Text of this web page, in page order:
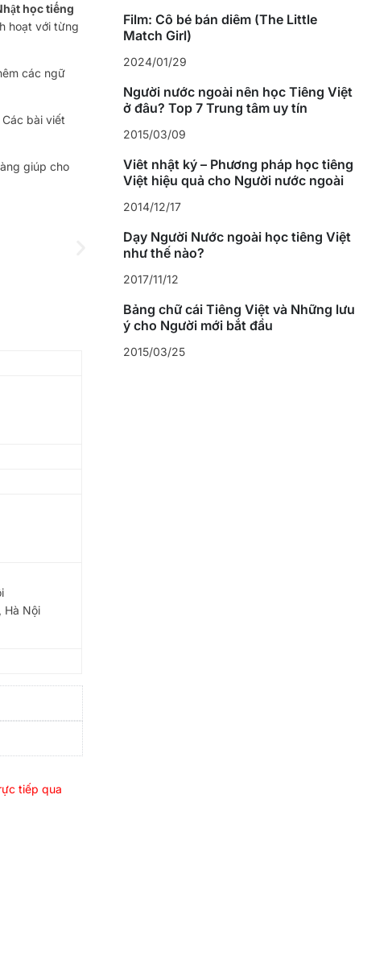
học tiếng
hoạt với từng
các ngữ
bài viết
giúp cho
Hà Nội
tiếp qua
Film: Cô bé bán diêm (The Little
Match Girl)
2024/01/29
Người nước ngoài nên học Tiếng Việt
ở đâu? Top 7 Trung tâm uy tín
2015/03/09
Viết nhật ký – Phương pháp học tiếng
Việt hiệu quả cho Người nước ngoài
2014/12/17
Dạy Người Nước ngoài học tiếng Việt
như thế nào?
2017/11/12
Bảng chữ cái Tiếng Việt và Những lưu
ý cho Người mới bắt đầu
2015/03/25